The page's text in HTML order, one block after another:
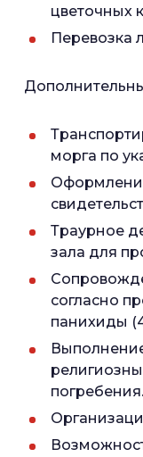
цветочных
Перевозка
морга по
Траурное
зала для
согласно
панихиды
погребения.